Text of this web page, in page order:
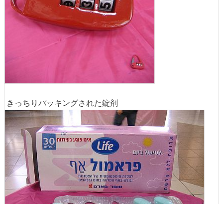
きっちりパッキングされた錠剤